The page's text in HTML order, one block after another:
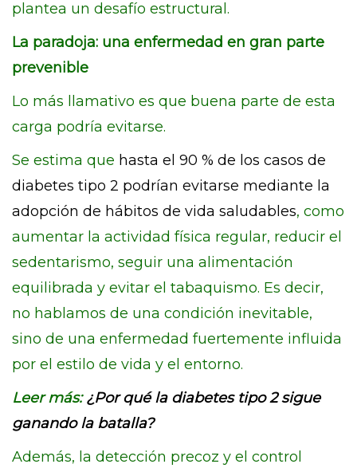
plantea un desafío estructural.
La paradoja: una enfermedad en gran parte
prevenible
Lo más llamativo es que buena parte de esta
carga podría evitarse.
Se estima que hasta el 90 % de los casos de
diabetes tipo 2 podrían evitarse mediante la
adopción de hábitos de vida saludables, como
aumentar la actividad física regular, reducir el
sedentarismo, seguir una alimentación
equilibrada y evitar el tabaquismo. Es decir,
no hablamos de una condición inevitable,
sino de una enfermedad fuertemente influida
por el estilo de vida y el entorno.
Leer más:¿Por qué la diabetes tipo 2 sigue
ganando la batalla?
Además, la detección precoz y el control